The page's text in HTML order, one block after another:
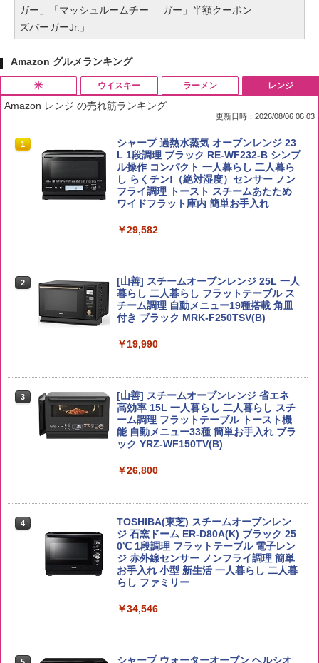
ガー」「マッシュルームチー
ズバーガーJr.」
ガー」半額クーポン
Amazon グルメランキング
米
1 by Amazon 国産ブレンド米 精米 5kg
￥2,650
￥3,325
【在庫処分価格】ももたろう印 無洗米 5
by Amazon あきたこまちブレンド 無洗
新潟県産新之助 無洗米 5kg 令和7年産
￥4,536
ウイスキー
1
ブラックニッカ ニッカ Nikka ウィスキ
ー4000ml ブラックニッカクリア ウヰス
キー 【日本 アサヒ ウィスキー】 大容量
お得 4リットル
￥3,940
￥6,051
￥4,919
容量 4リットル
サントリー シングルモルト ウイスキー
白州 Story of the Distillery 2026 化粧箱
入 700ml
￥20,000
ラーメン
1
チキンラーメン どんぶり 85g×12個 日清
食品 インスタント カップ麺
￥1,745
国分 tabete だし麺 千葉県産はまぐりだ
￥2,294
| 業務用 夜食 カップラーメン ミニカップ
￥1,288
ーフードヌードル 高たんぱく&低糖質 さ
マルちゃん マルちゃんZUBAAAN! 横浜
家系醤油豚骨 3食パック 130g×3食
￥467
レンジ
Amazon レンジ の売れ筋ランキング
更新日時：2026/08/06 06:03
1
シャープ 過熱水蒸気 オーブンレンジ 23
L 1段調理 ブラック RE-WF232-B シンプ
ル操作 コンパクト 一人暮らし 二人暮ら
し らくチン!（絶対湿度）センサー ノン
フライ調理 トースト スチームあたため
ワイドフラット庫内 簡単お手入れ
￥29,582
2
[山善] スチームオーブンレンジ 25L 一人
暮らし 二人暮らし フラットテーブル ス
チーム調理 自動メニュー19種搭載 角皿
付き ブラック MRK-F250TSV(B)
￥19,990
3
[山善] スチームオーブンレンジ 省エネ
高効率 15L 一人暮らし 二人暮らし スチ
ーム調理 フラットテーブル トースト機
能 自動メニュー33種 簡単お手入れ ブラ
ック YRZ-WF150TV(B)
￥26,800
4
TOSHIBA(東芝) スチームオーブンレン
ジ 石窯ドーム ER-D80A(K) ブラック 25
0℃ 1段調理 フラットテーブル 電子レン
ジ 赤外線センサー ノンフライ調理 簡単
お手入れ 小型 新生活 一人暮らし 二人暮
らし ファミリー
￥34,546
シャープ ウォーターオーブン ヘルシオ